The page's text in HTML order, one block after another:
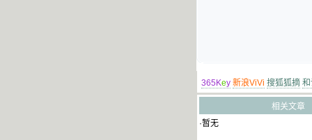
365Key 新浪ViVi 搜狐狐摘
相关文章
·暂无